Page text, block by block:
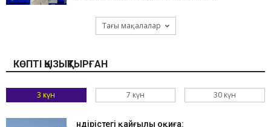
Тағы мақалалар
КӨПТІ ҚЫЗЫҚТЫРҒАН
3 күн 7 күн 30 күн
Өндірістегі қайғылы оқиға: